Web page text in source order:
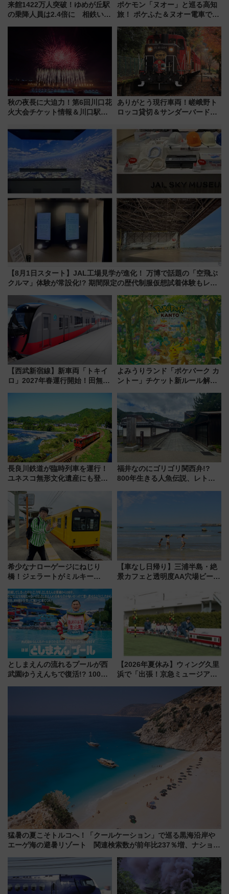
来館1422万人突破！ゆめが丘駅
の乗降人員は2.4倍に 相鉄いず
年祭にそうにゃん＆DB.スター
ポケモン「ヌオー」と巡る高知
旅！ ポケふた＆ヌオー電車で楽
路の絶景と絶品グルメを満喫！
（7月18日スタート）
秋の夜長に大迫力！第6回川口花
火大会チケット情報＆川口駅か
ありがとう現行車両！嵯峨野ト
ロッコ貸切＆サンダーバードレ
斉藤雪乃＆福原トシヒロと行
く！9月13日「京都の鉄道満喫
ツアー」開催
【8月1日スタート】JAL工場見学が進化！ 万博で話題の「空飛ぶ
クルマ」体験が常設化!? 期間限定の歴代制服仮想試着体験もレポ
【西武新宿線】新車両「トキイ
ロ」2027年春運行開始！田無・
よみうりランド「ポケパーク カ
ントー」チケット新ルール解
本人確認が11月スタート
長良川鉄道が臨時列車を運行！
ユネスコ無形文化遺産にも登録
に 乗車には予約が必要
福井なのにゴリゴリ関西弁!?
800年生きる人魚伝説、レトロ
屋カフェで非日常を！週末観光
希少なナローゲージにねじり
橋！ジェラートがミルキー
278回目の舞台は「三岐鉄道北
勢線」
【車なし日帰り】三浦半島・絶
景カフェと透明度AA穴場ビーチ
用してストレスフリー旅へ行こ
としまえんの流れるプールが西
武園ゆうえんちで復活!? 100周
【2026年夏休み】ウィング久里
浜で「出張！京急ミュージア
ラリーや子ども制服撮影も
猛暑の夏こそトルコへ！「クールケーション」で巡る黒海沿岸や
エーゲ海の避暑リゾート 関連検索数が前年比237％増、ナショジ